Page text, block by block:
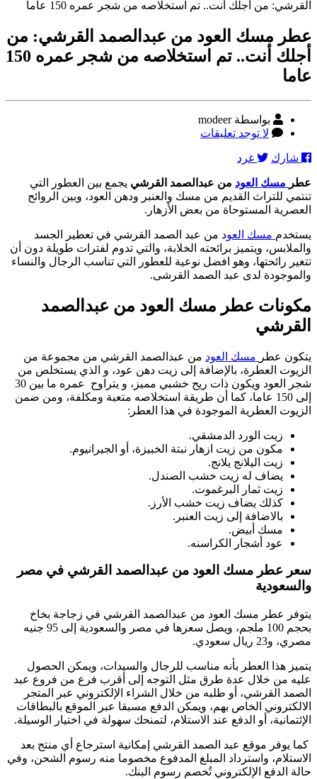
القرشي: من أجلك أنت.. تم استخلاصه من شجر عمره 150 عاما
عطر مسك العود من عبدالصمد القرشي: من
أجلك أنت.. تم استخلاصه من شجر عمره 150
عاما
كاتب
المقالة
بواسطة modeer
لا توجد تعليقات
من
عبدالصمد
القرشي:
أجلك
أنت..
تم
استخلاصه
شجر
شارك غرد
عطر مسك العود من عبدالصمد القرشي يجمع بين العطور التي
تنتمي للتراث القديم من مسك والعنبر ودهن العود، وبين الروائح
العصرية المستوحاة من بعض الأزهار.
يستخدم مسك العود من عبد الصمد القرشي في تعطير الجسد
والملابس، ويتميز برائحته الخلابة، والتي تدوم لفترات طويلة دون أن
تتغير رائحتها، وهو افضل نوعية للعطور التي تناسب الرجال والنساء
والموجودة لدى عبد الصمد القرشى.
مكونات عطر مسك العود من عبدالصمد
القرشي
يتكون عطر مسك العود من عبدالصمد القرشي من مجموعة من
الزيوت العطرة، بالإضافة إلى زيت دهن عود، و الذي يستخلص من
شجر العود ويكون ذات ريح خشبي مميز، و يتراوح عمره ما بين 30
إلى 150 عاما، كما أن طريقة استخلاصه متعبة ومكلفة، ومن ضمن
الزيوت العطرية الموجودة في هذا العطر:
زيت الورد الدمشقي.
مكون من زيت ازهار نبتة الخبيزة، أو الجيرانيوم.
زيت اليلانج يلانج.
يضاف له زيت خشب الصندل.
زيت ثمار البرغموت.
كذلك يضاف زيت خشب الأرز.
بالاضافة إلى زيت العنبر.
مسك أبيض.
عود أشجار الكراسنه.
سعر عطر مسك العود من عبدالصمد القرشي في مصر
والسعودية
يتوفر عطر مسك العود من عبدالصمد القرشي في زجاجة بخاخ
بحجم 100 ملجم، ويصل سعرها في مصر والسعودية إلى 95 جنيه
مصري، و23 ريال سعودي.
يتميز هذا العطر بأنه مناسب للرجال والسيدات، ويمكن الحصول
عليه من خلال عدة طرق مثل التوجه إلى أقرب فرع من فروع عبد
الصمد القرشي، أو طلبه من خلال الشراء الإلكتروني عبر المتجر
الالكتروني الخاص بهم، ويمكن الدفع مسبقا عبر الموقع بالبطاقات
الإئتمانية، أو الدفع عند الاستلام، لتمنحك سهولة في اختيار الوسيلة.
كما يوفر موقع عبد الصمد القرشي إمكانية استرجاع أي منتج بعد
الاستلام، واسترداد المبلغ المدفوع مخصوما منه رسوم الشحن، وفي
حالة الدفع الإلكتروني تُخصم رسوم البنك.